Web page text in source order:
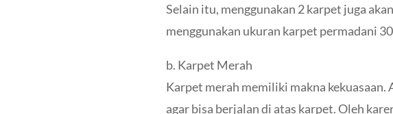
Selain itu, menggunakan 2 karpet juga
menggunakan ukuran karpet permadani
b. Karpet Merah
Karpet merah memiliki makna
agar bisa berjalan di atas karpet. Oleh